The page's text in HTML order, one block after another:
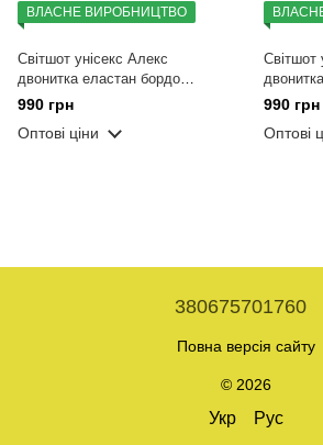
ВЛАСНЕ ВИРОБНИЦТВО
Світшот унісекс Алекс
двонитка еластан бордо
вишивка Хрестик L
990 грн
Оптові ціни
Світшот
вишивка
990 грн
Оптові
380675701760
Повна версія сайту
© 2026
Укр Рус